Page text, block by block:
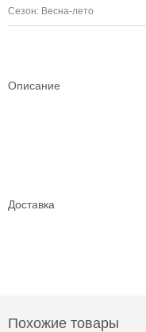
Сезон: Весна-лето
Описание
Доставка
Похожие товары